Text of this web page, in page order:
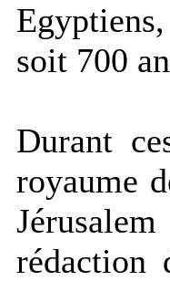
soit 700
Durant
royaume